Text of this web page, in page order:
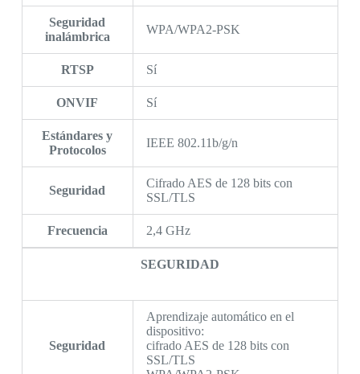
Seguridad
inalámbrica
WPA/WPA2-PSK
RTSP Sí
ONVIF Sí
Estándares y
Protocolos
IEEE 802.11b/g/n
Seguridad
Cifrado AES de 128 bits con
SSL/TLS
Frecuencia 2,4 GHz
SEGURIDAD
Seguridad
Aprendizaje automático en el
dispositivo:
cifrado AES de 128 bits con
SSL/TLS